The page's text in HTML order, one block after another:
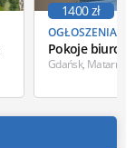
OGŁOSZENIA:
Pokoje
1400 zł
Gdańsk, Matarnia